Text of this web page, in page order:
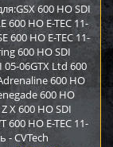
600 HO SDI
600 HO E-TEC 11-
600 HO E-TEC 11-
600 HO SDI
05-06GTX Ltd 600
600 HO
600 HO
X 600 HO SDI
600 HO E-TEC 11-
- CVTech